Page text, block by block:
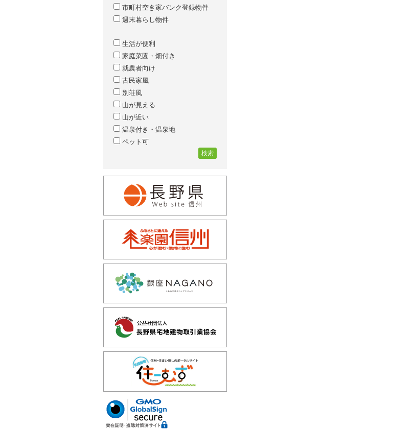
市町村空き家バンク登録物件
週末暮らし物件
生活が便利
家庭菜園・畑付き
就農者向け
古民家風
別荘風
山が見える
山が近い
温泉付き・温泉地
ペット可
検索